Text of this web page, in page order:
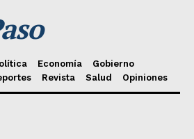
Economía
Gobierno
Revista Salud Opiniones